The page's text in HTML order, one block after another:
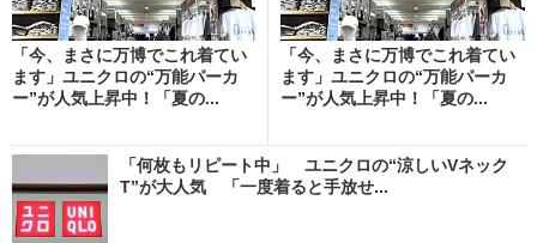
「今、まさに万博でこれ着てい
ます」ユニクロの“万能パーカ
ー”が人気上昇中！「夏の...
「今、まさに万博でこれ着てい
ます」ユニクロの“万能パーカ
ー”が人気上昇中！「夏の...
「何枚もリピート中」 ユニクロの“涼しいVネック
T”が大人気 「一度着ると手放せ...